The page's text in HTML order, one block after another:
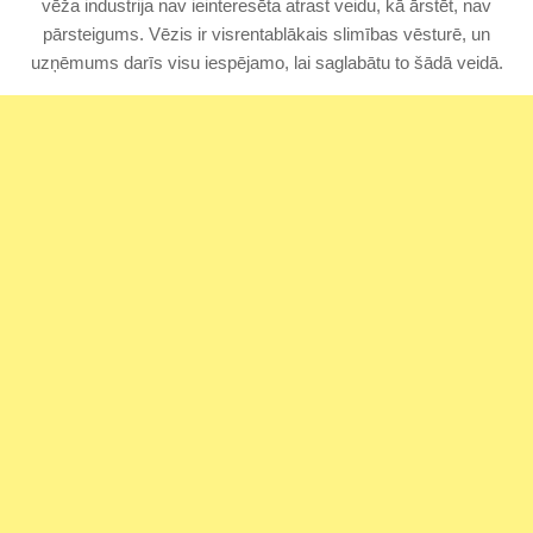
vēža industrija nav ieinteresēta atrast veidu, kā ārstēt, nav
pārsteigums. Vēzis ir visrentablākais slimības vēsturē, un
uzņēmums darīs visu iespējamo, lai saglabātu to šādā veidā.